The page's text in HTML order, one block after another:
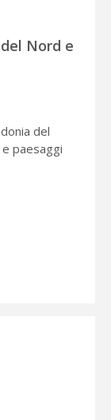
Nord e
del
paesaggi